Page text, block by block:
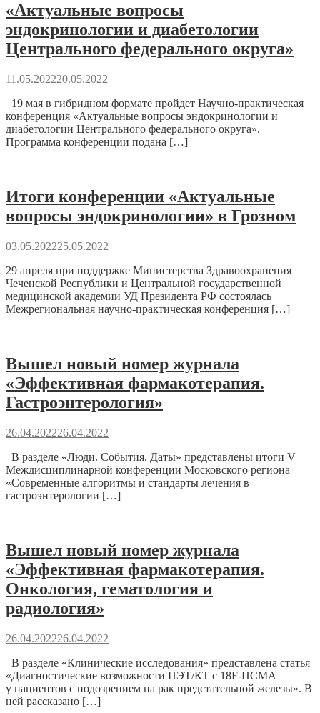
«Актуальные вопросы
эндокринологии и диабетологии
Центрального федерального округа»
11.05.202220.05.2022
19 мая в гибридном формате пройдет Научно-практическая
конференция «Актуальные вопросы эндокринологии и
диабетологии Центрального федерального округа».
Программа конференции подана […]
Итоги конференции «Актуальные
вопросы эндокринологии» в Грозном
03.05.202225.05.2022
29 апреля при поддержке Министерства Здравоохранения
Чеченской Республики и Центральной государственной
медицинской академии УД Президента РФ состоялась
Межрегиональная научно-практическая конференция […]
Вышел новый номер журнала
«Эффективная фармакотерапия.
Гастроэнтерология»
26.04.202226.04.2022
В разделе «Люди. События. Даты» представлены итоги V
Междисциплинарной конференции Московского региона
«Современные алгоритмы и стандарты лечения в
гастроэнтерологии […]
Вышел новый номер журнала
«Эффективная фармакотерапия.
Онкология, гематология и
радиология»
26.04.202226.04.2022
В разделе «Клинические исследования» представлена статья
«Диагностические возможности ПЭТ/КТ с 18F-ПСМА
у пациентов с подозрением на рак предстательной железы». В
ней рассказано […]